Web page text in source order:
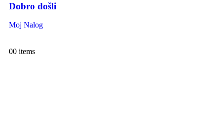
Dobro došli
Moj Nalog
00 items